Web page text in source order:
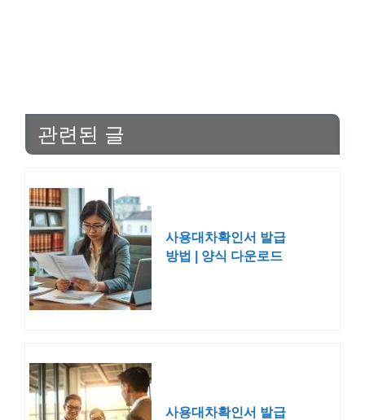
관련된 글
사용대차확인서 발급
방법 | 양식 다운로드
사용대차확인서 발급